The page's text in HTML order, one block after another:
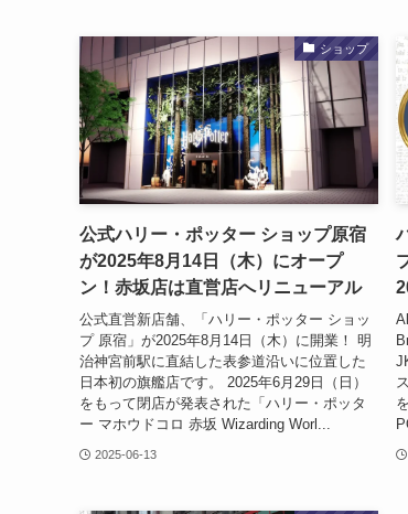
ショップ
公式ハリー・ポッター ショップ原宿
が2025年8月14日（木）にオープ
ン！赤坂店は直営店へリニューアル
公式直営新店舗、「ハリー・ポッター ショッ
プ 原宿」が2025年8月14日（木）に開業！ 明
治神宮前駅に直結した表参道沿いに位置した
日本初の旗艦店です。 2025年6月29日（日）
をもって閉店が発表された「ハリー・ポッタ
ー マホウドコロ 赤坂 Wizarding Worl...
2025-06-13